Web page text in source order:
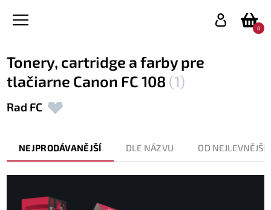
0
Tonery, cartridge a farby pre
tlačiarne Canon FC 108 (1)
Rad FC
NEJPRODÁVANĚJŠÍ DLE NÁZVU OD